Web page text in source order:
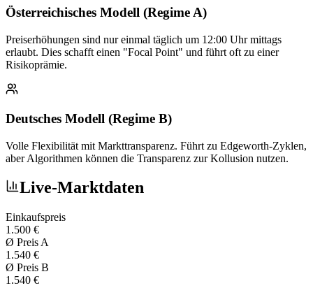
Österreichisches Modell (Regime A)
Preiserhöhungen sind nur einmal täglich um 12:00 Uhr mittags
erlaubt. Dies schafft einen "Focal Point" und führt oft zu einer
Risikoprämie.
Deutsches Modell (Regime B)
Volle Flexibilität mit Markttransparenz. Führt zu Edgeworth-Zyklen,
aber Algorithmen können die Transparenz zur Kollusion nutzen.
Live-Marktdaten
Einkaufspreis
1.500 €
Ø Preis A
1.540 €
Ø Preis B
1.540 €